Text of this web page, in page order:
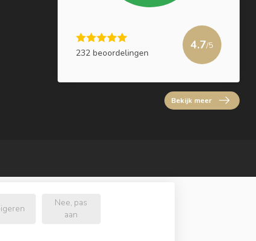
232 beoordelingen
4.7/5
Bekijk meer
Nee, pas
aan